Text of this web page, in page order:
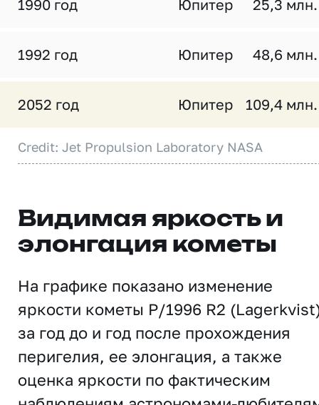
1990 год Юпитер 25,3
1992 год Юпитер 48,6
2052 год Юпитер 109,4
Credit: Jet Propulsion Laboratory NASA
Видимая яркость и
элонгация кометы
На графике показано изменение
яркости кометы P/1996 R2
за год до и год после прохождения
перигелия, ее элонгация, а также
оценка яркости по фактическим